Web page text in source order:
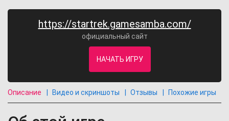
https://startrek.gamesamba.com/
официальный сайт
НАЧАТЬ ИГРУ
Описание Видео и скриншоты Отзывы Похожие игры